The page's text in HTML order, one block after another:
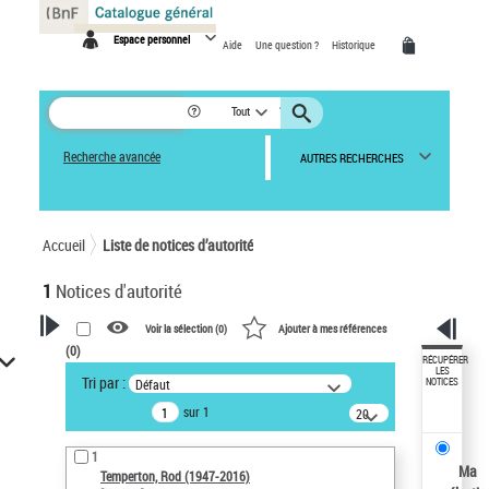
Espace personnel Aide Une question ? Historique
Tout
Recherche avancée AUTRES RECHERCHES
Accueil Liste de notices d’autorité
1 Notices d'autorité
VOTRE RECHERCHE
Recherche avancée dans les
notices d’autorité
Œuvres liées à l'auteur :
Temperton, Rod (1947-2016)
Voir la sélection (0) Ajouter à mes références
(0)
Tri par : Défaut
sur 1
20
résultats/page
1
Temperton, Rod (1947-2016)
RÉCUPÉRER
LES
NOTICES
Ma
Panneau de gestion des cookies